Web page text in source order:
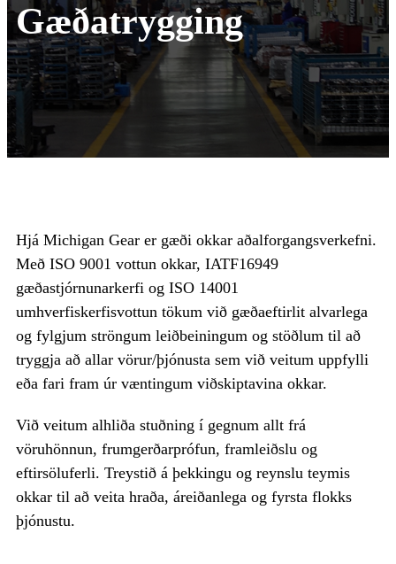
Gæðatrygging
Hjá Michigan Gear er gæði okkar aðalforgangsverkefni.
Með ISO 9001 vottun okkar, IATF16949
gæðastjórnunarkerfi og ISO 14001
umhverfiskerfisvottun tökum við gæðaeftirlit alvarlega
og fylgjum ströngum leiðbeiningum og stöðlum til að
tryggja að allar vörur/þjónusta sem við veitum uppfylli
eða fari fram úr væntingum viðskiptavina okkar.
Við veitum alhliða stuðning í gegnum allt frá
vöruhönnun, frumgerðarprófun, framleiðslu og
eftirsöluferli. Treystið á þekkingu og reynslu teymis
okkar til að veita hraða, áreiðanlega og fyrsta flokks
þjónustu.